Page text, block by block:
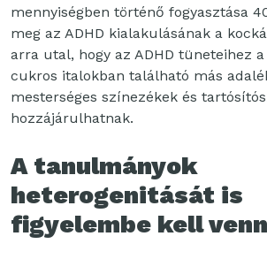
mennyiségben történő fogyasztása
meg az ADHD kialakulásának a
arra utal, hogy az ADHD tüneteihez
cukros italokban található más
mesterséges színezékek és
hozzájárulhatnak.
A tanulmányok
heterogenitását is
figyelembe kell